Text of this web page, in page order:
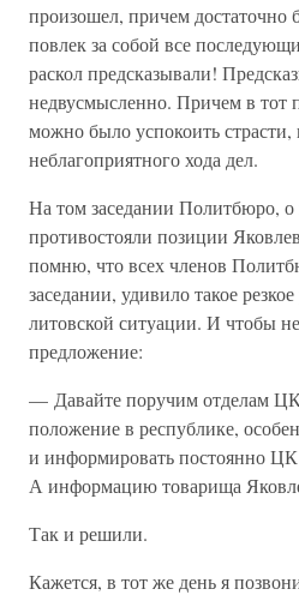
произошел, причем
повлек за собой все
раскол предсказывали!
недвусмысленно. Причем в тот
можно было успокоить страсти,
неблагоприятного хода дел.
На том заседании Политбюро, о
противостояли позиции
помню, что всех членов
заседании, удивило такое
литовской ситуации. И чтобы
предложение:
— Давайте поручим отделам
положение в республике,
и информировать постоянно ЦК
А информацию товарища
Так и решили.
Кажется, в тот же день я